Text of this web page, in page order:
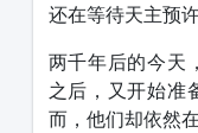
还在等待天主预
两千年后的今天
之后，又开始准
而，他们却依然